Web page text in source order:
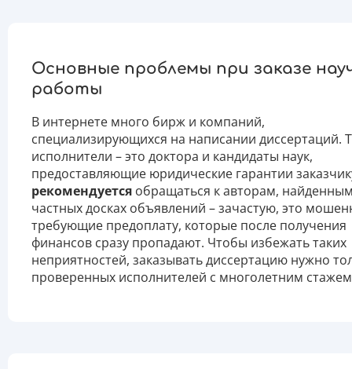
Основные проблемы при заказе
работы
В интернете много бирж и компаний,
специализирующихся на написании диссертаций.
исполнители – это доктора и кандидаты наук,
предоставляющие юридические гарантии
рекомендуется обращаться к авторам,
частных досках объявлений – зачастую, это
требующие предоплату, которые после получения
финансов сразу пропадают. Чтобы избежать таких
неприятностей, заказывать диссертацию нужно
проверенных исполнителей с многолетним